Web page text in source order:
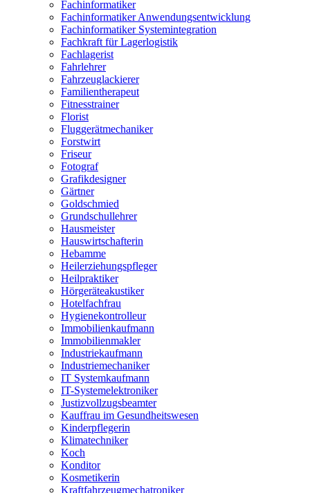
Fachinformatiker
Fachinformatiker Anwendungsentwicklung
Fachinformatiker Systemintegration
Fachkraft für Lagerlogistik
Fachlagerist
Fahrlehrer
Fahrzeuglackierer
Familientherapeut
Fitnesstrainer
Florist
Fluggerätmechaniker
Forstwirt
Friseur
Fotograf
Grafikdesigner
Gärtner
Goldschmied
Grundschullehrer
Hausmeister
Hauswirtschafterin
Hebamme
Heilerziehungspfleger
Heilpraktiker
Hörgeräteakustiker
Hotelfachfrau
Hygienekontrolleur
Immobilienkaufmann
Immobilienmakler
Industriekaufmann
Industriemechaniker
IT Systemkaufmann
IT-Systemelektroniker
Justizvollzugsbeamter
Kauffrau im Gesundheitswesen
Kinderpflegerin
Klimatechniker
Koch
Konditor
Kosmetikerin
Kraftfahrzeugmechatroniker